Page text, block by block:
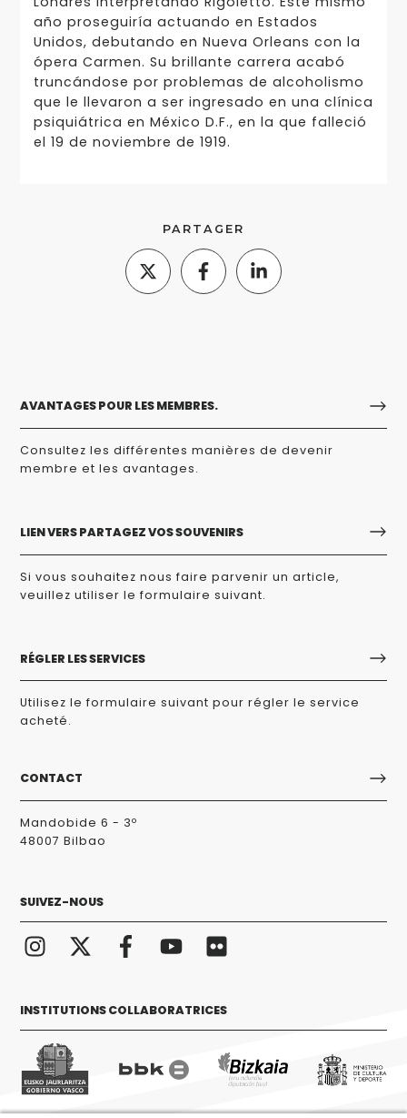
año proseguiría actuando en Estados
Unidos, debutando en Nueva Orleans con la
ópera Carmen. Su brillante carrera acabó
truncándose por problemas de alcoholismo
que le llevaron a ser ingresado en una clínica
psiquiátrica en México D.F., en la que falleció
el 19 de noviembre de 1919.
PARTAGER
AVANTAGES POUR LES MEMBRES.
Consultez les différentes manières de devenir
membre et les avantages.
LIEN VERS PARTAGEZ VOS SOUVENIRS
Si vous souhaitez nous faire parvenir un article,
veuillez utiliser le formulaire suivant.
RÉGLER LES SERVICES
Utilisez le formulaire suivant pour régler le service
acheté.
CONTACT
Mandobide 6 - 3º
48007 Bilbao
SUIVEZ-NOUS
INSTITUTIONS COLLABORATRICES